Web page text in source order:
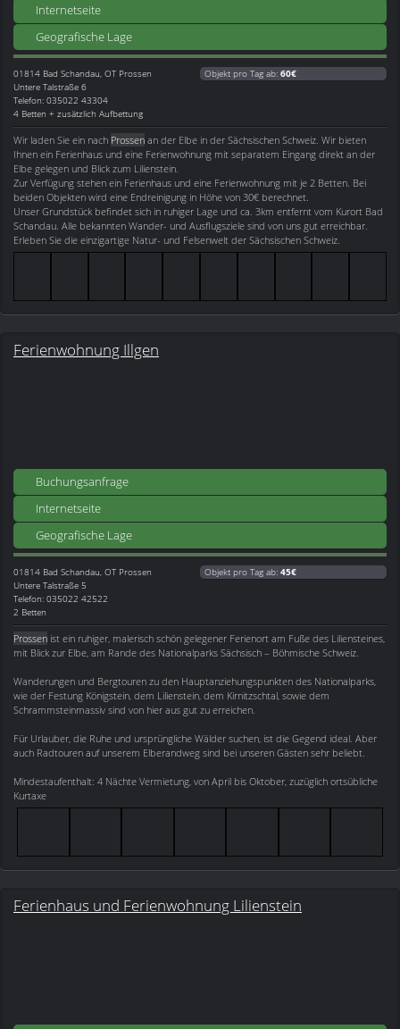
Internetseite
Geografische Lage
01814 Bad Schandau, OT Prossen
Untere Talstraße 6
Telefon: 035022 43304
4 Betten + zusätzlich Aufbettung
Objekt pro Tag ab: 60€
Wir laden Sie ein nach Prossen an der Elbe in der Sächsischen Schweiz. Wir bieten
Ihnen ein Ferienhaus und eine Ferienwohnung mit separatem Eingang direkt an der
Elbe gelegen und Blick zum Lilienstein.
Zur Verfügung stehen ein Ferienhaus und eine Ferienwohnung mit je 2 Betten. Bei
beiden Objekten wird eine Endreinigung in Höhe von 30€ berechnet.
Unser Grundstück befindet sich in ruhiger Lage und ca. 3km entfernt vom Kurort Bad
Schandau. Alle bekannten Wander- und Ausflugsziele sind von uns gut erreichbar.
Erleben Sie die einzigartige Natur- und Felsenwelt der Sächsischen Schweiz.
Ferienwohnung Illgen
Buchungsanfrage
Internetseite
Geografische Lage
01814 Bad Schandau, OT Prossen
Untere Talstraße 5
Telefon: 035022 42522
2 Betten
Objekt pro Tag ab: 45€
Prossen ist ein ruhiger, malerisch schön gelegener Ferienort am Fuße des Liliensteines,
mit Blick zur Elbe, am Rande des Nationalparks Sächsisch – Böhmische Schweiz.
Wanderungen und Bergtouren zu den Hauptanziehungspunkten des Nationalparks,
wie der Festung Königstein, dem Lilienstein, dem Kirnitzschtal, sowie dem
Schrammsteinmassiv sind von hier aus gut zu erreichen.
Für Urlauber, die Ruhe und ursprüngliche Wälder suchen, ist die Gegend ideal. Aber
auch Radtouren auf unserem Elberandweg sind bei unseren Gästen sehr beliebt.
Mindestaufenthalt: 4 Nächte Vermietung, von April bis Oktober, zuzüglich ortsübliche
Kurtaxe
Ferienhaus und Ferienwohnung Lilienstein